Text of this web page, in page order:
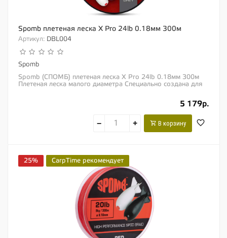
Spomb плетеная леска X Pro 24lb 0.18мм 300м
Артикул: DBL004
Spomb
Spomb (СПОМБ) плетеная леска X Pro 24lb 0.18мм 300м
Плетеная леска малого диаметра Специально создана для
5 179р.
− + В корзину
25% CarpTime рекомендует